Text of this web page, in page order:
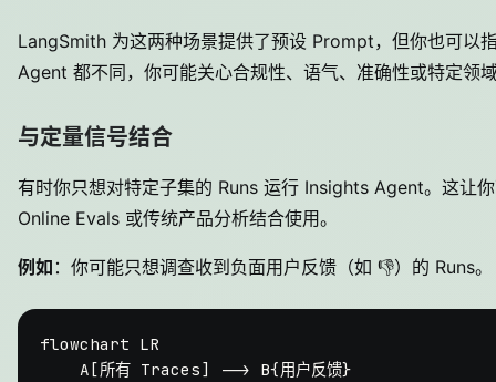
LangSmith 为这两种场景提供了预设 Prompt，但你也可以
Agent 都不同，你可能关心合规性、语气、准确性或特定领
与定量信号结合
有时你只想对特定子集的 Runs 运行 Insights Agent。这让
Online Evals 或传统产品分析结合使用。
例如 ：你可能只想调查收到负面用户反馈（如 👎）的 Runs。
flowchart LR
    A[所有 Traces] --> B{用户反馈}